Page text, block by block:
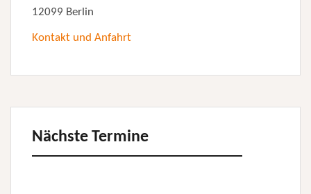
12099 Berlin
Kontakt und Anfahrt
Nächste Termine